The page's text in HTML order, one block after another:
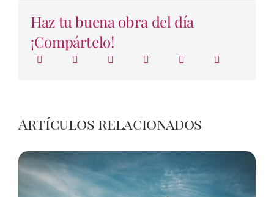
Haz tu buena obra del día
¡Compártelo!
Artículos relacionados